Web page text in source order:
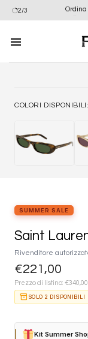
Salta
ai
contenuti
2/3
COLORI DISPONIBILI:
SUMMER SALE
Saint
Rivenditore
€221,00
Prezzo di listino: €340,00
inventory_2 SOLO 2 DISPONIBILI
Kit Summer